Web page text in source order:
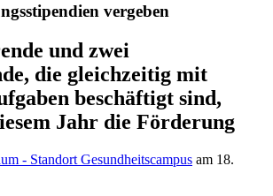
vergeben
und zwei
die gleichzeitig mit
beschäftigt sind,
Jahr die Förderung
- Standort Gesundheitscampus am 18.